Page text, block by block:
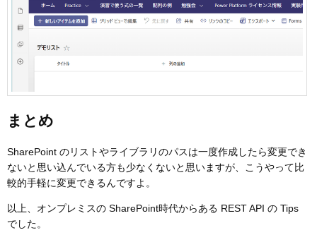
まとめ
SharePoint のリストやライブラリのパスは一度作成したら変更でき
ないと思い込んでいる方も少なくないと思いますが、こうやって比
較的手軽に変更できるんですよ。
以上、オンプレミスの SharePoint時代からある REST API の Tips
でした。